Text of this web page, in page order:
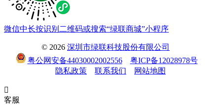
微信中长按识别二维码或搜索“绿联商城”小程序
© 2026 深圳市绿联科技股份有限公司
粤公网安备44030002002556
粤ICP备12028978号
隐私政策
联系我们 网站地图

客服